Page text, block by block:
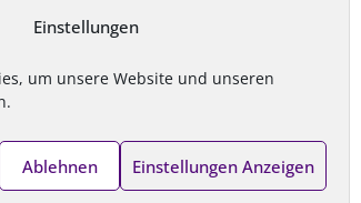
Einstellungen
um unsere Website und unseren
Ablehnen Einstellungen Anzeigen